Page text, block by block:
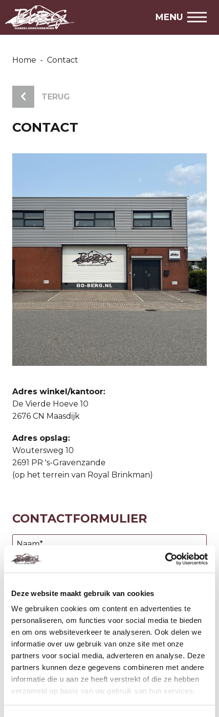
Deze website maakt gebruik van cookies
We gebruiken cookies om content en advertenties te
personaliseren, om functies voor social media te bieden
en om ons websiteverkeer te analyseren. Ook delen we
informatie over uw gebruik van onze site met onze
partners voor social media, adverteren en analyse. Deze
partners kunnen deze gegevens combineren met andere
informatie die u aan ze heeft verstrekt of die ze hebben
verzameld op basis van uw gebruik van hun services.
MENU
Home - Contact
TERUG
CONTACT
Adres winkel/kantoor:
De Vierde Hoeve 10
2676 CN Maasdijk
Adres opslag:
Woutersweg 10
2691 PR 's-Gravenzande
(op het terrein van Royal Brinkman)
CONTACTFORMULIER